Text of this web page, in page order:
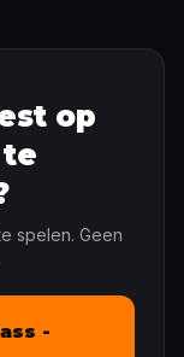
op
spelen. Geen
-